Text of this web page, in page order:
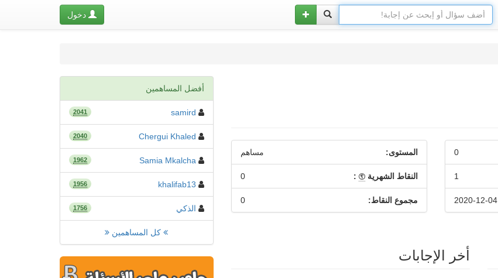
دخول
0
1
2020-12-04
المستوى: مساهم
النقاط الشهرية :
0
مجموع النقاط: 0
أخر الإجابات
أفضل المساهمين
samird
2041
Chergui Khaled
2040
Samia Mkalcha
1962
khalifab13
1956
الذكي 1756
كل المساهمين